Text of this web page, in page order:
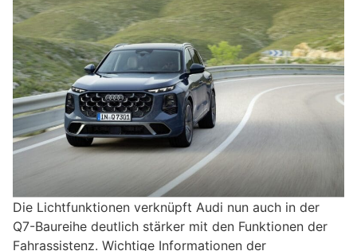
Die Lichtfunktionen verknüpft Audi nun auch in der
Q7-Baureihe deutlich stärker mit den Funktionen der
Fahrassistenz. Wichtige Informationen der